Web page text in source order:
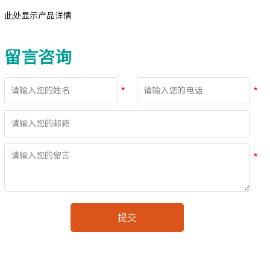
此处显示产品详情
留言咨询
提交